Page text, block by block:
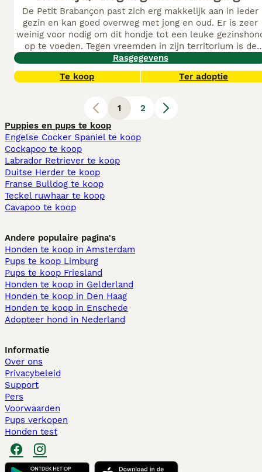
De Petit Brabançon past zich erg makkelijk aan in ieder
gezin en kan goed overweg met jong en oud. Er is zeer
weinig voor nodig om dit hondje tot een leuke
op te voeden. Tegen vreemden in zijn territorium is de
hond waaks maar blaft redelijk zacht. De vacht dient
regelmatig getrimd te worden, verder verliest de vacht
weinig haar. Het Karakter: sterk, robuust, levendig,
op ongedierte.
Rasgegevens
Te koop
Ter adoptie
1
2
Puppies en pups te koop
Engelse Cocker Spaniel te koop
Cockapoo te koop
Labrador Retriever te koop
Duitse Herder te koop
Franse Bulldog te koop
Teckel ruwhaar te koop
Cavapoo te koop
Andere populaire pagina's
Honden te koop in Amsterdam
Pups te koop Limburg​
Pups te koop Friesland​
Honden te koop in Gelderland
Honden te koop in Den Haag
Honden te koop in Enschede
Adopteer hond in Nederland
Informatie
Over ons
Privacybeleid
Support
Pers
Voorwaarden
Pups verkopen
Honden test